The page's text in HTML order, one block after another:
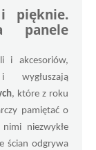
pięknie.
panele
i akcesoriów,
wygłuszają
, które z roku
pamiętać o
niezwykłe
ścian odgrywa